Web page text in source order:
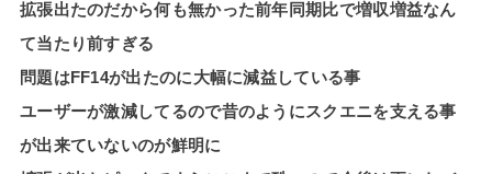
拡張出たのだから何も無かった前年同期比で増収増益なん
て当たり前すぎる
問題はFF14が出たのに大幅に減益している事
ユーザーが激減してるので昔のようにスクエニを支える事
が出来ていないのが鮮明に